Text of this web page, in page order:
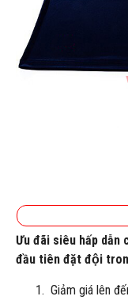
Ưu đãi siêu hấp dẫn
đầu tiên đặt đội
Giảm giá lên